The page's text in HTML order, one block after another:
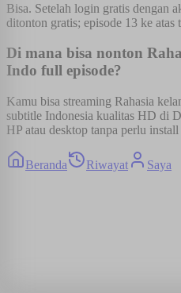
Bisa. Setelah login gratis dengan
ditonton gratis; episode 13 ke atas
Di mana bisa nonton
Indo full episode?
Kamu bisa streaming Rahasia
subtitle Indonesia kualitas HD di
HP atau desktop tanpa perlu
Beranda Riwayat Saya